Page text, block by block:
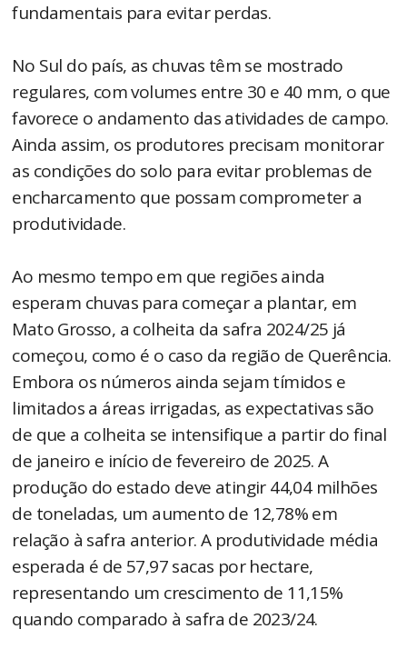
fundamentais para evitar perdas.
No Sul do país, as chuvas têm se mostrado
regulares, com volumes entre 30 e 40 mm, o que
favorece o andamento das atividades de campo.
Ainda assim, os produtores precisam monitorar
as condições do solo para evitar problemas de
encharcamento que possam comprometer a
produtividade.
Ao mesmo tempo em que regiões ainda
esperam chuvas para começar a plantar, em
Mato Grosso, a colheita da safra 2024/25 já
começou, como é o caso da região de Querência.
Embora os números ainda sejam tímidos e
limitados a áreas irrigadas, as expectativas são
de que a colheita se intensifique a partir do final
de janeiro e início de fevereiro de 2025. A
produção do estado deve atingir 44,04 milhões
de toneladas, um aumento de 12,78% em
relação à safra anterior. A produtividade média
esperada é de 57,97 sacas por hectare,
representando um crescimento de 11,15%
quando comparado à safra de 2023/24.